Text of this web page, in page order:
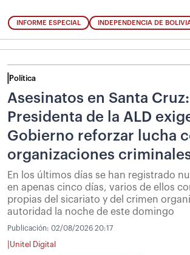
INFORME ESPECIAL INDEPENDENCIA DE
Política
Asesinatos en Santa Cruz:
Presidenta de la ALD
Gobierno reforzar lucha
organizaciones
En los últimos días se han registrado
en apenas cinco días, varios de ellos
propias del sicariato y del crimen
autoridad la noche de este domingo
Publicación: 02/08/2026 20:17
Unitel Digital